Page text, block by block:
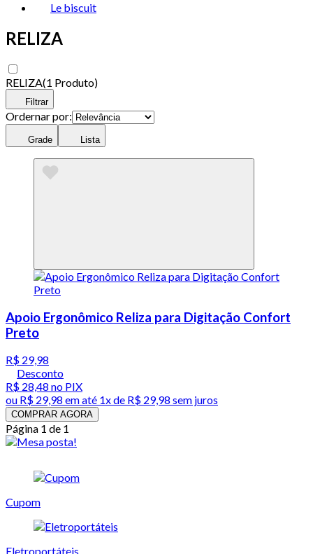
Le biscuit
RELIZA
RELIZA(1 Produto)
Filtrar
Ordernar por:
Grade Lista
Apoio Ergonômico Reliza para Digitação Confort
Preto
R$ 29,98
Desconto
R$ 28,48 no PIX
ou R$ 29,98 em até 1x de R$ 29,98 sem juros
COMPRAR AGORA
Página 1 de 1
Cupom
Eletroportáteis